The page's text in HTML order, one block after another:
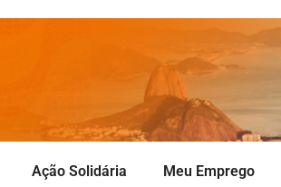
Ação Solidária Meu Emprego